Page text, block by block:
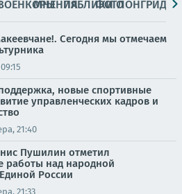
МНЕНИЯПАБЛИКИ
ФОТОЛОНГРИДЫ
Сегодня мы отмечаем
09:15
новые спортивные
управленческих кадров и
21:40
Пушилин отметил
работы над народной
России
21:33